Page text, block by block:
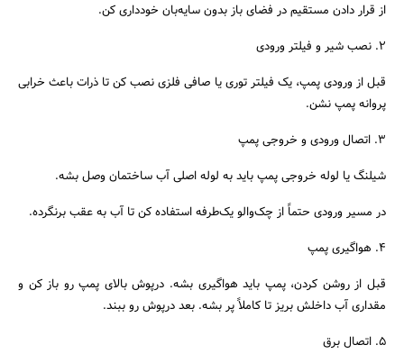
از قرار دادن مستقیم در فضای باز بدون سایه‌بان خودداری کن.
۲. نصب شیر و فیلتر ورودی
قبل از ورودی پمپ، یک فیلتر توری یا صافی فلزی نصب کن تا ذرات باعث خرابی
پروانه پمپ نشن.
۳. اتصال ورودی و خروجی پمپ
شیلنگ یا لوله خروجی پمپ باید به لوله اصلی آب ساختمان وصل بشه.
در مسیر ورودی حتماً از چک‌والو یک‌طرفه استفاده کن تا آب به عقب برنگرده.
۴. هواگیری پمپ
قبل از روشن کردن، پمپ باید هواگیری بشه. درپوش بالای پمپ رو باز کن و
مقداری آب داخلش بریز تا کاملاً پر بشه. بعد درپوش رو ببند.
۵. اتصال برق